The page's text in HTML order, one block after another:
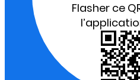
Flasher ce